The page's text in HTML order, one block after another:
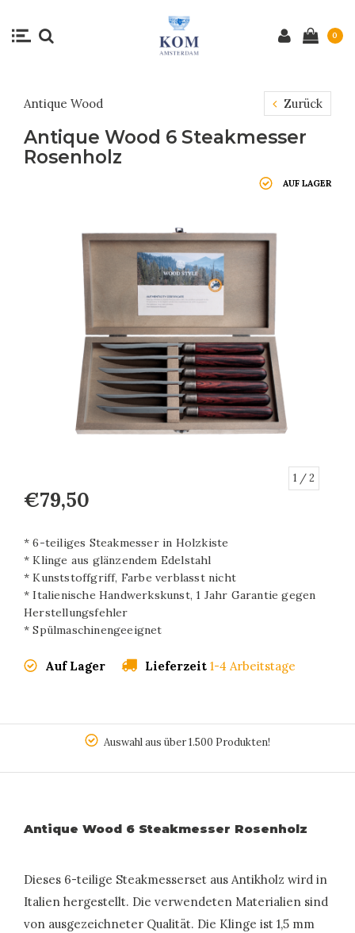
0
Antique Wood Zurück
Antique Wood 6 Steakmesser
Rosenholz
AUF LAGER
1 / 2
€79,50
* 6-teiliges Steakmesser in Holzkiste
* Klinge aus glänzendem Edelstahl
* Kunststoffgriff, Farbe verblasst nicht
* Italienische Handwerkskunst, 1 Jahr Garantie gegen
Herstellungsfehler
* Spülmaschinengeeignet
Auf Lager Lieferzeit 1-4 Arbeitstage
Auswahl aus über 1.500 Produkten!
Antique Wood 6 Steakmesser Rosenholz
Dieses 6-teilige Steakmesserset aus Antikholz wird in
Italien hergestellt. Die verwendeten Materialien sind
von ausgezeichneter Qualität. Die Klinge ist 1,5 mm